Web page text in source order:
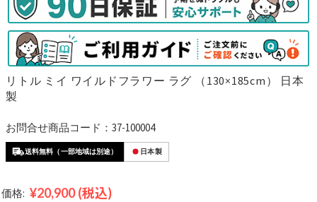
リトル ミイ ワイルドフラワー ラグ （130×185cm） 日本
製
お問合せ商品コード：37-100004
送料無料（一部地域は別途） 日本製
価格: ¥20,900 (税込)